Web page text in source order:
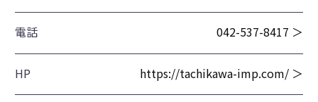
電話 042-537-8417 ＞
HP https://tachikawa-imp.com/ ＞